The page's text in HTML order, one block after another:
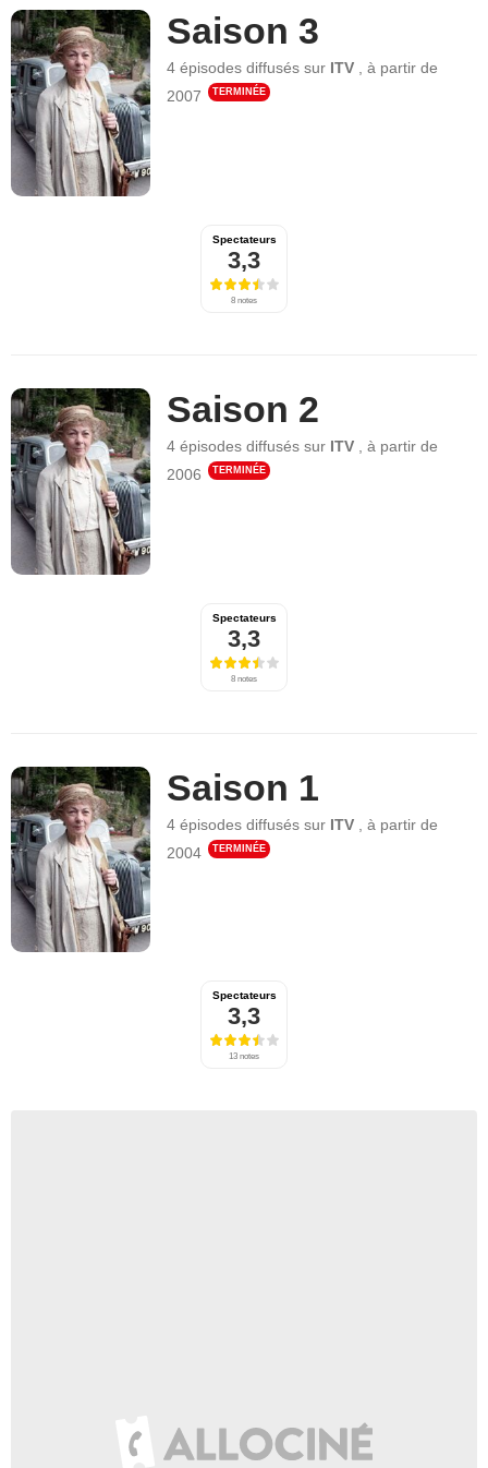
Saison 3
4 épisodes diffusés sur ITV ,à partir de
2007
TERMINÉE
Spectateurs
3,3
8 notes
Saison 2
4 épisodes diffusés sur ITV ,à partir de
2006
TERMINÉE
Spectateurs
3,3
8 notes
Saison 1
4 épisodes diffusés sur ITV ,à partir de
2004
TERMINÉE
Spectateurs
3,3
13 notes